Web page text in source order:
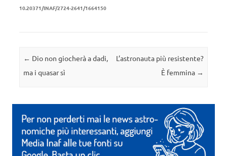
10.20371/INAF/2724-2641/1664150
Navigazione articolo
← Dio non giocherà a dadi,
ma i quasar sì
L’astronauta più resistente?
È femmina →